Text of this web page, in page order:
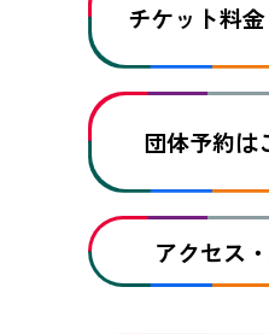
チケット料
団体予約は
アクセス